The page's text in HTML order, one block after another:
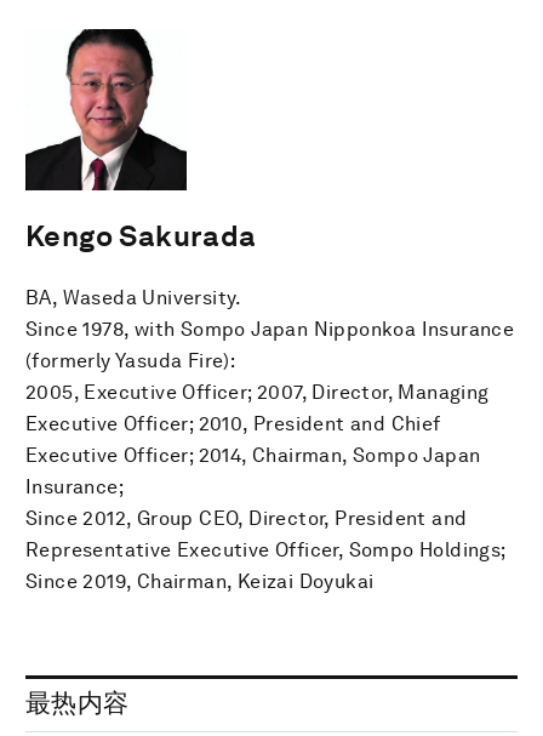
Kengo Sakurada
BA, Waseda University.
Since 1978, with Sompo Japan Nipponkoa Insurance
(formerly Yasuda Fire):
2005, Executive Officer; 2007, Director, Managing
Executive Officer; 2010, President and Chief
Executive Officer; 2014, Chairman, Sompo Japan
Insurance;
Since 2012, Group CEO, Director, President and
Representative Executive Officer, Sompo Holdings;
Since 2019, Chairman, Keizai Doyukai
最热内容